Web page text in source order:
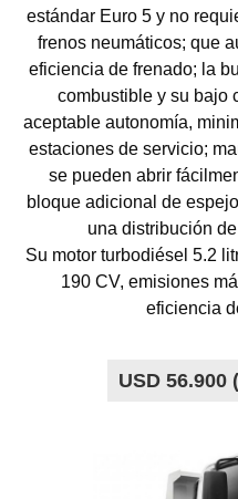
estándar Euro 5 y no
frenos neumáticos; que
eficiencia de frenado; la
combustible y su bajo
aceptable autonomía,
estaciones de servicio;
se pueden abrir
bloque adicional de
una distribución
Su motor turbodiésel 5.2
190 CV, emisiones
eficiencia
USD 56.900